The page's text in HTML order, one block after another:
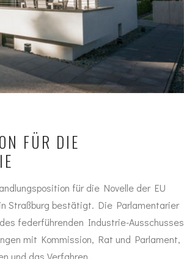
FÜR DIE G
für die Novelle der EU
Straßburg bestätigt. Die Parlamentarier
federführenden Industrie-Ausschusses
mit Kommission, Rat und Parlament,
und das Verfahren…